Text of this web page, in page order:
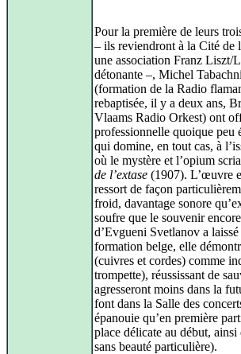
Pour la première de leurs
– ils reviendront à la Cité de
une association Franz Liszt/
détonante –, Michel
(formation de la Radio
rebaptisée, il y a deux ans,
Vlaams Radio Orkest) ont
professionnelle quoique peu
qui domine, en tout cas, à
où le mystère et l’opium
de l’extase (1907). L’œuvre
ressort de façon
froid, davantage sonore
soufre que le souvenir
d’Evgueni Svetlanov a
formation belge, elle
(cuivres et cordes) comme
trompette), réussissant de
agresseront moins dans la
font dans la Salle des
épanouie qu’en première
place délicate au début,
sans beauté particulière).